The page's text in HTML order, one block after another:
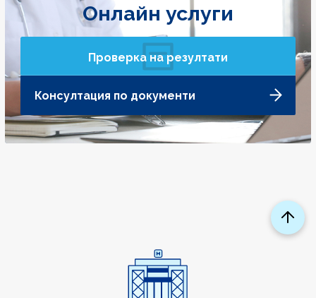
Онлайн услуги
Проверка на резултати
Консултация по документи